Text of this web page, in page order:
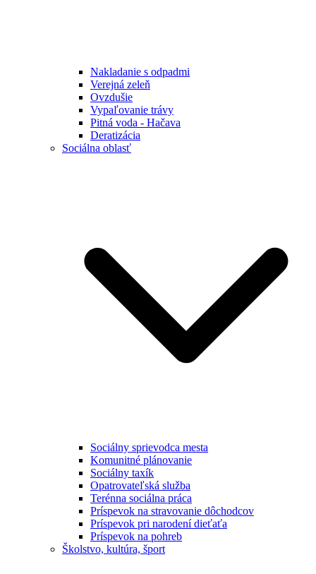
Nakladanie s odpadmi
Verejná zeleň
Ovzdušie
Vypaľovanie trávy
Pitná voda - Hačava
Deratizácia
Sociálna oblasť
Sociálny sprievodca mesta
Komunitné plánovanie
Sociálny taxík
Opatrovateľská služba
Terénna sociálna práca
Príspevok na stravovanie dôchodcov
Príspevok pri narodení dieťaťa
Príspevok na pohreb
Školstvo, kultúra, šport